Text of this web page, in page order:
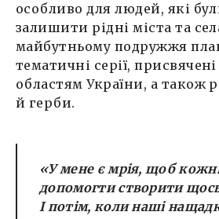
особливо для людей, які
залишити рідні міста та
майбутньому подружжя
тематичні серії,
областям України, а також
й герби.
«У мене є мрія, щоб
допомогти створити щось
І потім, коли наші